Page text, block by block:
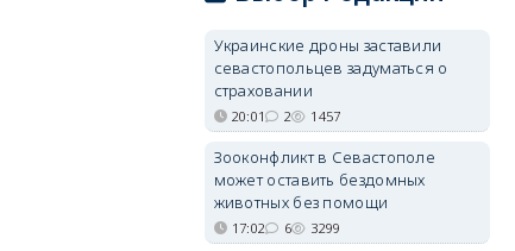
Украинские дроны заставили
севастопольцев задуматься о
страховании
20:01 2 1457
Зооконфликт в Севастополе
может оставить бездомных
животных без помощи
17:02 6 3299